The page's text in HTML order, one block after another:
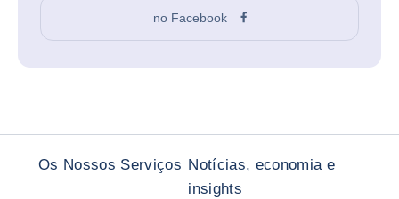
no Facebook
Os Nossos Serviços Notícias, economia e
insights